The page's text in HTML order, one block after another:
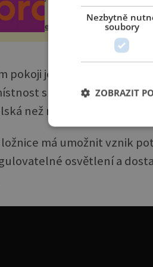
zdarma. Hlavní program se
odehraje na Karlově a
náměstí. Návštěvníci se
těšit na víno, burčák, pes...
epochanacestach.cz
pokoji je zase třeba
s dekorativním
než místnost s pouhou
má umožnit vznik
osvětlení a
Nezbytně
soubory
ZOBRAZIT